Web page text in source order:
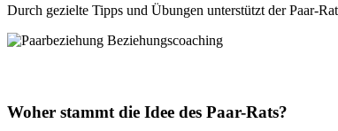
Durch gezielte Tipps und Übungen unterstützt der Paar-
Woher stammt die Idee des Paar-Rats?